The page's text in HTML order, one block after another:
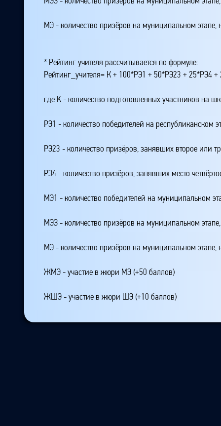
МЭ - количество призёров на муниципальном
* Рейтинг учителя рассчитывается по формуле:
Рейтинг_учителя= К + 100*РЭ1 + 50*РЭ23 +
где K - количество подготовленных участников на
РЭ1 - количество победителей на республиканском
РЭ23 - количество призёров, занявших второе или
РЭ4 - количество призёров, занявших место
МЭ1 - количество победителей на муниципальном
МЭЗ - количество призёров на муниципальном
МЭ - количество призёров на муниципальном
ЖМЭ - участие в жюри МЭ (+50 баллов)
ЖШЭ - участие в жюри ШЭ (+10 баллов)